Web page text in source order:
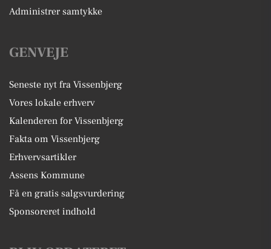
Administrer samtykke
GENVEJE
Seneste nyt fra Vissenbjerg
Vores lokale erhverv
Kalenderen for Vissenbjerg
Fakta om Vissenbjerg
Erhvervsartikler
Assens Kommune
Få en gratis salgsvurdering
Sponsoreret indhold